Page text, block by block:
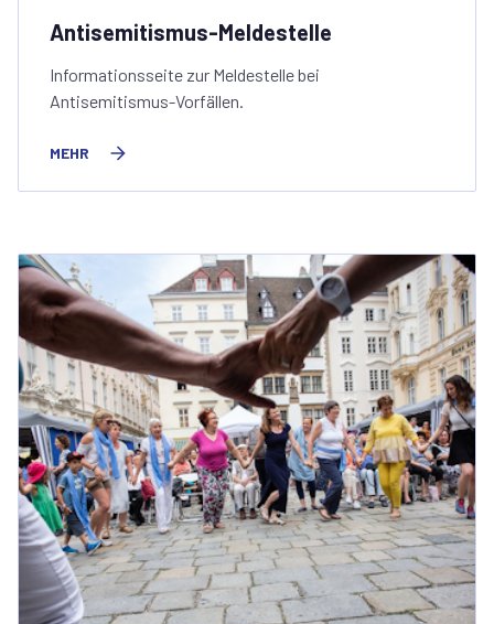
Antisemitismus-Meldestelle
Informationsseite zur Meldestelle bei
Antisemitismus-Vorfällen.
MEHR